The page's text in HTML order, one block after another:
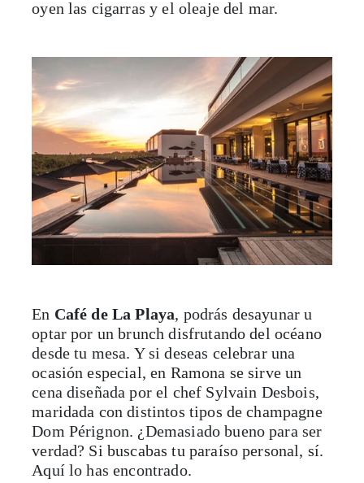
oyen las cigarras y el oleaje del mar.
En Café de La Playa, podrás desayunar u
optar por un brunch disfrutando del océano
desde tu mesa. Y si deseas celebrar una
ocasión especial, en Ramona se sirve un
cena diseñada por el chef Sylvain Desbois,
maridada con distintos tipos de champagne
Dom Pérignon. ¿Demasiado bueno para ser
verdad? Si buscabas tu paraíso personal, sí.
Aquí lo has encontrado.